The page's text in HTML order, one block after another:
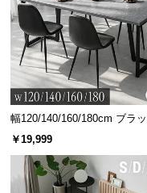
幅120/140/160/180cm ブラッ
レーム ダイニング 大理石調
￥19,999